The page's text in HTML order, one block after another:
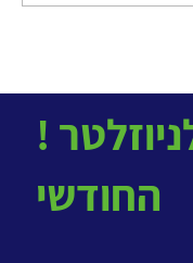
! הרשמו לניוזלטר